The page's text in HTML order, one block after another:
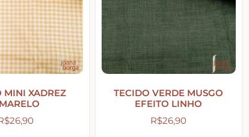
MINI XADREZ
26,90
TECIDO VERDE MUSGO
EFEITO LINHO
R$26,90